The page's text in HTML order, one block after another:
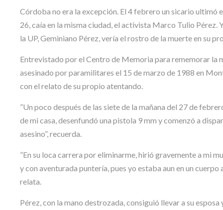
Córdoba no era la excepción. El 4 febrero un sicario ultimó
26, caía en la misma ciudad, el activista Marco Tulio Pérez.
la UP, Geminiano Pérez, vería el rostro de la muerte en su
Entrevistado por el Centro de Memoria para rememorar la
asesinado por paramilitares el 15 de marzo de 1988 en
con el relato de su propio atentando.
”Un poco después de las siete de la mañana del 27 de
de mi casa, desenfundó una pistola 9 mm y comenzó a
asesino”, recuerda.
”En su loca carrera por eliminarme, hirió gravemente a mi
y con aventurada puntería, pues yo estaba aun en un
relata.
Pérez, con la mano destrozada, consiguió llevar a su